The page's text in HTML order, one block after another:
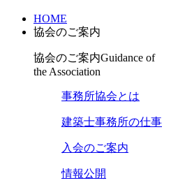
HOME
協会のご案内
協会のご案内Guidance of
the Association
事務所協会とは
建築士事務所の仕事
入会のご案内
情報公開